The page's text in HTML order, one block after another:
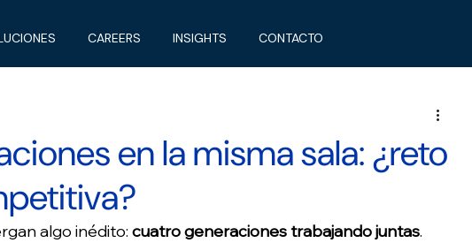
CAREERS INSIGHTS CONTACTO
en la misma sala: ¿reto
algo inédito: cuatro generaciones trabajando juntas.